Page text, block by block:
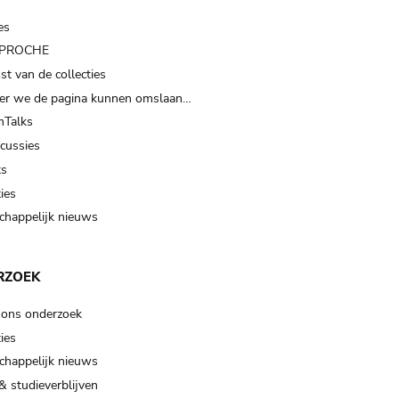
van de collecties
we de pagina kunnen omslaan…
nieuws
onderzoek
nieuws
studieverblijven